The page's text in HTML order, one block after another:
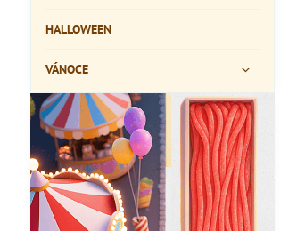
HALLOWEEN
VÁNOCE